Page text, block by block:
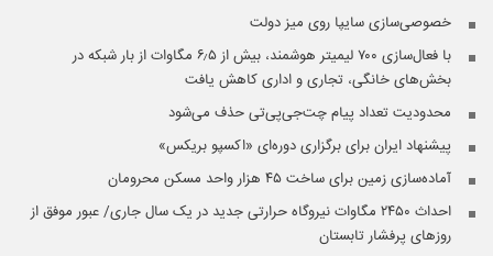
خصوصی‌سازی سایپا روی میز دولت
با فعال‌سازی ۷۰۰ لیمیتر هوشمند، بیش از ۶٫۵ مگاوات از بار شبکه در
بخش‌های خانگی، تجاری و اداری کاهش یافت
محدودیت تعداد پیام چت‌جی‌پی‌تی حذف می‌شود
پیشنهاد ایران برای برگزاری دوره‌ای «اکسپو بریکس»
آماده‌سازی زمین برای ساخت ۴۵ هزار واحد مسکن محرومان
احداث ۲۴۵۰ مگاوات نیروگاه حرارتی جدید در یک سال جاری/ عبور موفق از
روزهای پرفشار تابستان